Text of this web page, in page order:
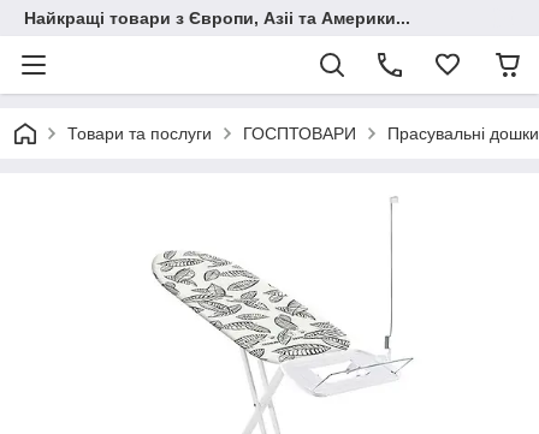
Найкращі товари з Європи, Азіі та Америки...
Товари та послуги ГОСПТОВАРИ Прасувальні дошки